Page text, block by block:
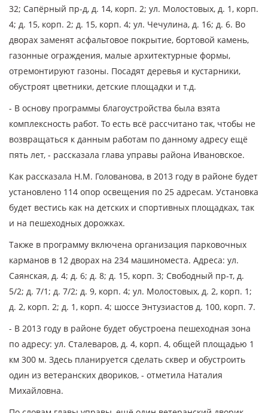
32; Сапёрный пр-д, д. 14, корп. 2; ул. Молостовых, д. 1, корп.
4; д. 15, корп. 2; д. 15, корп. 4; ул. Чечулина, д. 16; д. 6. Во
дворах заменят асфальтовое покрытие, бортовой камень,
газонные ограждения, малые архитектурные формы,
отремонтируют газоны. Посадят деревья и кустарники,
обустроят цветники, детские площадки и т.д.
- В основу программы благоустройства была взята
комплексность работ. То есть всё рассчитано так, чтобы не
возвращаться к данным работам по данному адресу ещё
пять лет, - рассказала глава управы района Ивановское.
Как рассказала Н.М. Голованова, в 2013 году в районе будет
установлено 114 опор освещения по 25 адресам. Установка
будет вестись как на детских и спортивных площадках, так
и на пешеходных дорожках.
Также в программу включена организация парковочных
карманов в 12 дворах на 234 машиноместа. Адреса: ул.
Саянская, д. 4; д. 6; д. 8; д. 15, корп. 3; Свободный пр-т, д.
5/2; д. 7/1; д. 7/2; д. 9, корп. 4; ул. Молостовых, д. 2, корп. 1;
д. 2, корп. 2; д. 1, корп. 4; шоссе Энтузиастов д. 100, корп. 7.
- В 2013 году в районе будет обустроена пешеходная зона
по адресу: ул. Сталеваров, д. 4, корп. 4, общей площадью 1
км 300 м. Здесь планируется сделать сквер и обустроить
один из ветеранских двориков, - отметила Наталия
Михайловна.